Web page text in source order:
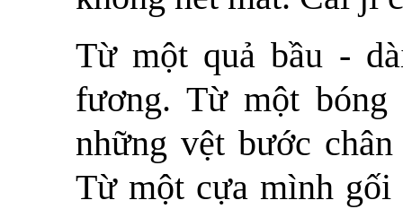
Từ một quả bầu -
fương. Từ một
những vệt bước
Từ một cựa mình